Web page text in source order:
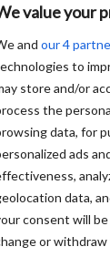
value your
and our 4
to
store and/or
the
data, for
ads
data,
consent will be
or